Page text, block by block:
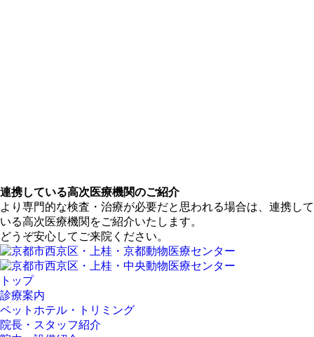
連携している高次医療機関のご紹介
より専門的な検査・治療が必要だと思われる場合は、連携して
いる高次医療機関をご紹介いたします。
どうぞ安心してご来院ください。
トップ
診療案内
ペットホテル・トリミング
院長・スタッフ紹介